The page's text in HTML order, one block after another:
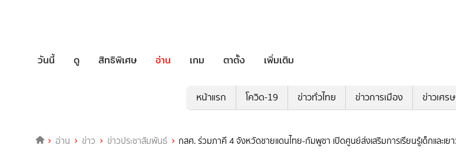
วันนี้ ดู สิทธิพิเศษ อ่าน เกม ตาตั้ง เพิ่มเติม
หน้าแรก โควิด-19 ข่าวทั่วไทย ข่าวการเมือง ข่าวเศร
อ่าน ข่าว ข่าวประชาสัมพันธ์ กสศ. ร่วมภาคี 4 จังหวัดชายแดนไทย-กัมพูชา เปิดศูนย์ส่งเสริมการเรียนรู้เด็กและ